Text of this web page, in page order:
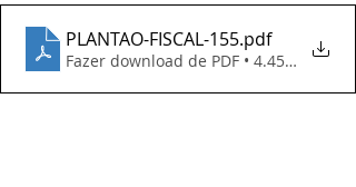
PLANTAO-FISCAL-155.pdf
Fazer download de PDF • 4.45MB